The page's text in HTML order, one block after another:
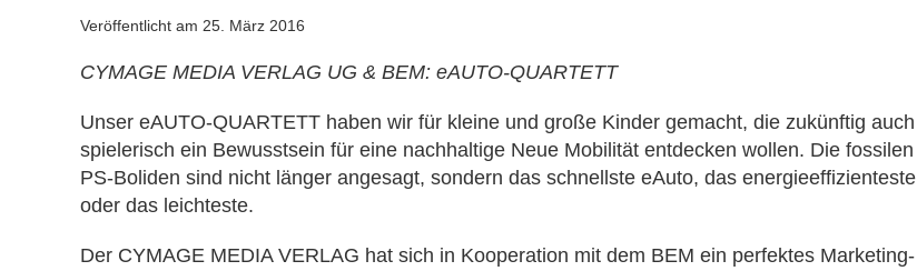
Veröffentlicht am 25. März 2016
CYMAGE MEDIA VERLAG UG & BEM: eAUTO-QUARTETT
Unser eAUTO-QUARTETT haben wir für kleine und große Kinder gemacht, die zukünftig auch
spielerisch ein Bewusstsein für eine nachhaltige Neue Mobilität entdecken wollen. Die fossilen
PS-Boliden sind nicht länger angesagt, sondern das schnellste eAuto, das energieeffizienteste
oder das leichteste.
Der CYMAGE MEDIA VERLAG hat sich in Kooperation mit dem BEM ein perfektes Marketing-